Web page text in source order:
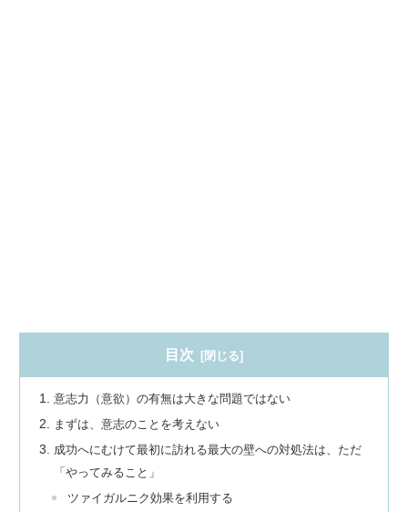
目次
意志力（意欲）の有無は大きな問題ではない
まずは、意志のことを考えない
成功へにむけて最初に訪れる最大の壁への対処法は、ただ
「やってみること」
ツァイガルニク効果を利用する